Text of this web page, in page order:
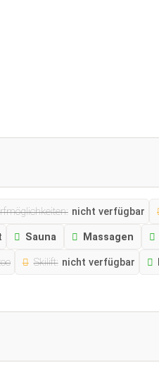
nicht verfügbar
Sauna Massagen
Skilift: nicht verfügbar